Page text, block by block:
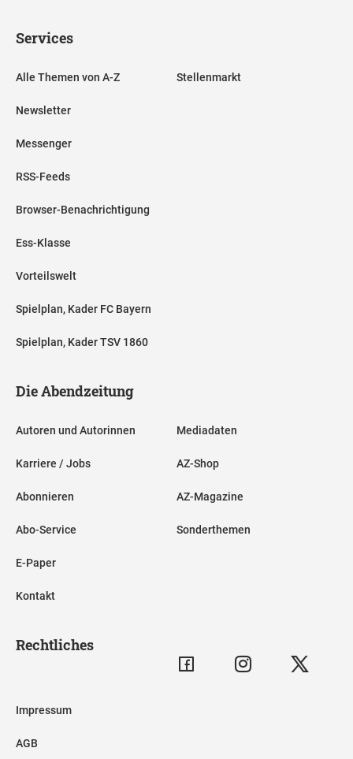
Services
Alle Themen von A-Z
Newsletter
Messenger
RSS-Feeds
Browser-Benachrichtigung
Ess-Klasse
Vorteilswelt
Spielplan, Kader FC Bayern
Spielplan, Kader TSV 1860
Stellenmarkt
Die Abendzeitung
Autoren und Autorinnen
Karriere / Jobs
Abonnieren
Abo-Service
E-Paper
Kontakt
Mediadaten
AZ-Shop
AZ-Magazine
Sonderthemen
Rechtliches
Impressum
AGB